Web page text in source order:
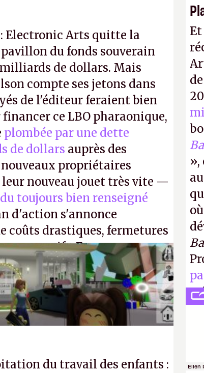
Electronic Arts quitte la
pavillon du fonds souverain
de dollars. Mais
compte ses jetons dans
de l'éditeur feraient bien
ce LBO pharaonique,
plombée par une dette
de dollars auprès des
propriétaires
nouveau jouet très vite —
toujours bien renseigné
d'action s'annonce
coûts drastiques, fermetures
massifs. En gros, essorer
le reste.P.
»,
du travail des enfants :
Ellen